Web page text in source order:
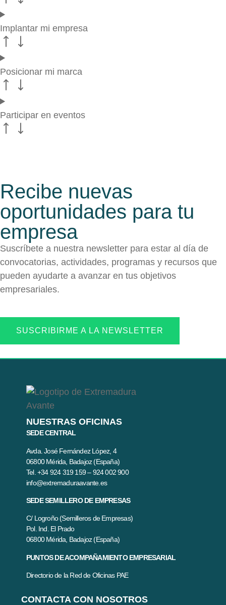
Implantar mi empresa
Posicionar mi marca
Participar en eventos
Recibe nuevas
oportunidades para tu
empresa
Suscríbete a nuestra newsletter para estar al día de
convocatorias, actividades, programas y recursos que
pueden ayudarte a avanzar en tus objetivos
empresariales.
SUSCRIBIRME A LA NEWSLETTER
NUESTRAS OFICINAS
SEDE CENTRAL
Avda. José Fernández López, 4
06800 Mérida, Badajoz (España)
Tel. +34 924 319 159 – 924 002 900
info@extremaduraavante.es
SEDE SEMILLERO DE EMPRESAS
C/ Logroño (Semilleros de Empresas)
Pol. Ind. El Prado
06800 Mérida, Badajoz (España)
PUNTOS DE ACOMPAÑAMIENTO EMPRESARIAL
Directorio de la Red de Oficinas PAE
CONTACTA CON NOSOTROS